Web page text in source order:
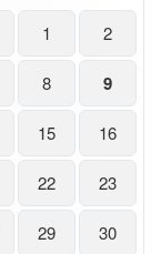
1 2
8 9
15 16
22 23
29 30